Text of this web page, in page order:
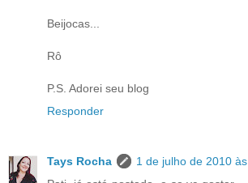
Beijocas...
Rô
P.S. Adorei seu blog
Responder
Tays Rocha
1 de julho de 2010